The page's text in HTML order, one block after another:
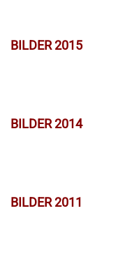
BILDER 2015
BILDER 2014
BILDER 2011